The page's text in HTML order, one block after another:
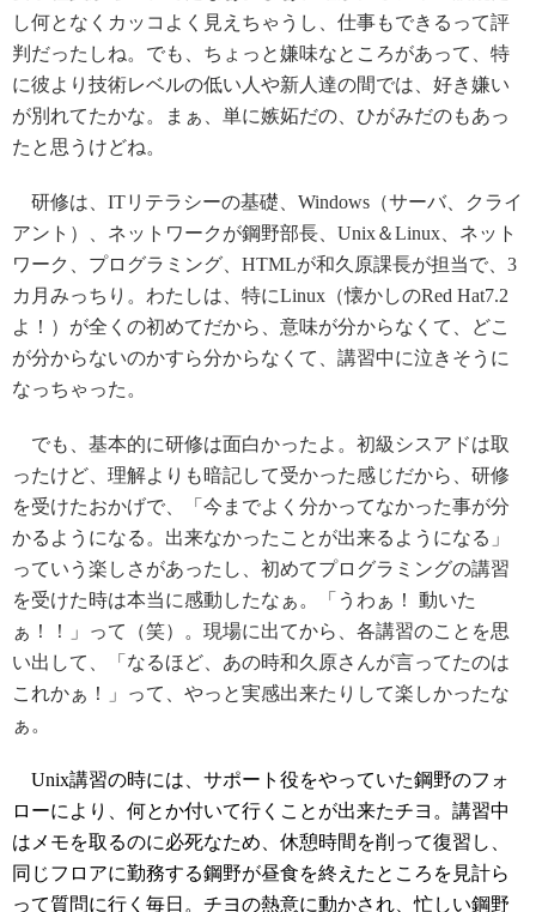
し何となくカッコよく見えちゃうし、仕事もできるって評
判だったしね。でも、ちょっと嫌味なところがあって、特
に彼より技術レベルの低い人や新人達の間では、好き嫌い
が別れてたかな。まぁ、単に嫉妬だの、ひがみだのもあっ
たと思うけどね。
研修は、ITリテラシーの基礎、Windows（サーバ、クライ
アント）、ネットワークが鋼野部長、Unix＆Linux、ネット
ワーク、プログラミング、HTMLが和久原課長が担当で、3
カ月みっちり。わたしは、特にLinux（懐かしのRed Hat7.2
よ！）が全くの初めてだから、意味が分からなくて、どこ
が分からないのかすら分からなくて、講習中に泣きそうに
なっちゃった。
でも、基本的に研修は面白かったよ。初級シスアドは取
ったけど、理解よりも暗記して受かった感じだから、研修
を受けたおかげで、「今までよく分かってなかった事が分
かるようになる。出来なかったことが出来るようになる」
っていう楽しさがあったし、初めてプログラミングの講習
を受けた時は本当に感動したなぁ。「うわぁ！ 動いた
ぁ！！」って（笑）。現場に出てから、各講習のことを思
い出して、「なるほど、あの時和久原さんが言ってたのは
これかぁ！」って、やっと実感出来たりして楽しかったな
ぁ。
Unix講習の時には、サポート役をやっていた鋼野のフォ
ローにより、何とか付いて行くことが出来たチヨ。講習中
はメモを取るのに必死なため、休憩時間を削って復習し、
同じフロアに勤務する鋼野が昼食を終えたところを見計ら
って質問に行く毎日。チヨの熱意に動かされ、忙しい鋼野